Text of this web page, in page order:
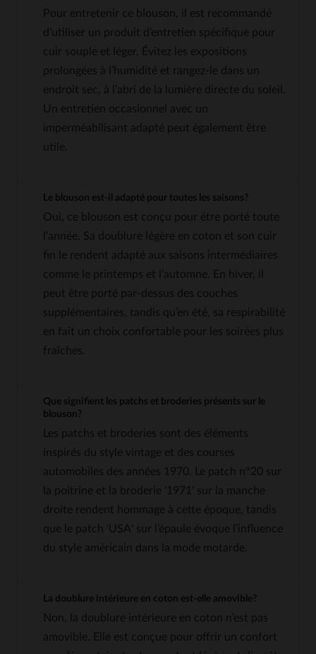
Pour entretenir ce blouson, il est recommandé
d’utiliser un produit d’entretien spécifique pour
cuir souple et léger. Évitez les expositions
prolongées à l’humidité et rangez-le dans un
endroit sec, à l’abri de la lumière directe du soleil.
Un entretien occasionnel avec un
imperméabilisant adapté peut également être
utile.
Le blouson est-il adapté pour toutes les saisons?
Oui, ce blouson est conçu pour être porté toute
l’année. Sa doublure légère en coton et son cuir
fin le rendent adapté aux saisons intermédiaires
comme le printemps et l’automne. En hiver, il
peut être porté par-dessus des couches
supplémentaires, tandis qu’en été, sa respirabilité
en fait un choix confortable pour les soirées plus
fraîches.
Que signifient les patchs et broderies présents sur le
blouson?
Les patchs et broderies sont des éléments
inspirés du style vintage et des courses
automobiles des années 1970. Le patch n°20 sur
la poitrine et la broderie '1971' sur la manche
droite rendent hommage à cette époque, tandis
que le patch 'USA' sur l’épaule évoque l’influence
du style américain dans la mode motarde.
La doublure intérieure en coton est-elle amovible?
Non, la doublure intérieure en coton n’est pas
amovible. Elle est conçue pour offrir un confort